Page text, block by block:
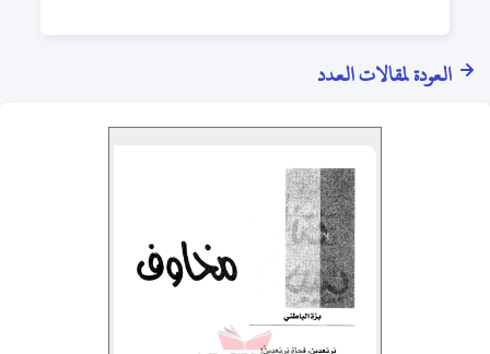
العودة لمقالات العدد